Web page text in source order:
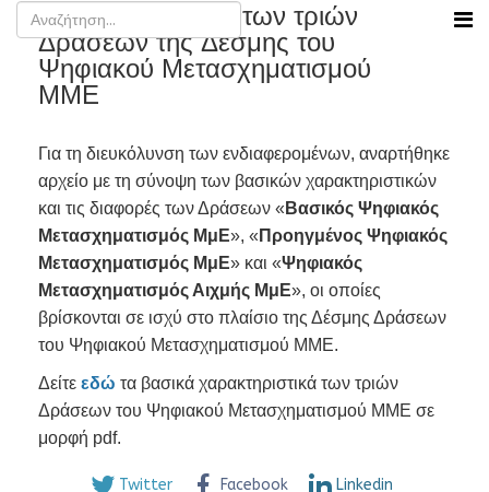
Διαφορές μεταξύ των τριών
Δράσεων της Δέσμης του
Ψηφιακού Μετασχηματισμού
ΜΜΕ
Για τη διευκόλυνση των ενδιαφερομένων, αναρτήθηκε
αρχείο με τη σύνοψη των βασικών χαρακτηριστικών
και τις διαφορές των Δράσεων « Βασικός Ψηφιακός
Μετασχηματισμός ΜμΕ», « Προηγμένος Ψηφιακός
Μετασχηματισμός ΜμΕ» και «Ψηφιακός
Μετασχηματισμός Αιχμής ΜμΕ», οι οποίες
βρίσκονται σε ισχύ στο πλαίσιο της Δέσμης Δράσεων
του Ψηφιακού Μετασχηματισμού ΜΜΕ.
Δείτε εδώ τα βασικά χαρακτηριστικά των τριών
Δράσεων του Ψηφιακού Μετασχηματισμού ΜΜΕ σε
μορφή pdf.
Twitter Facebook Linkedin